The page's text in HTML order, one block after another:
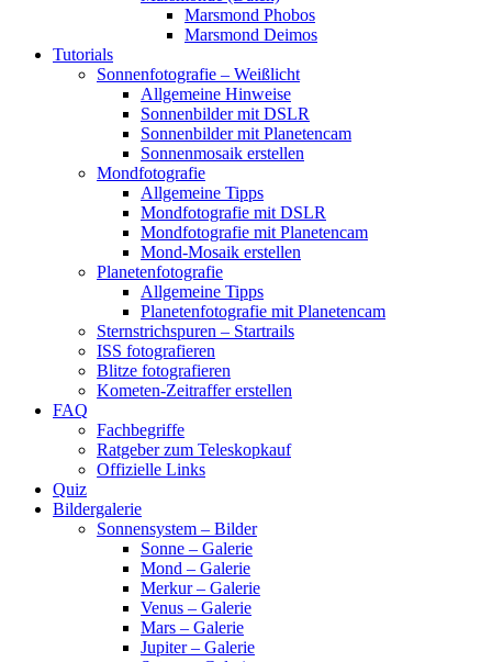
Marsmond Phobos
Marsmond Deimos
Tutorials
Sonnenfotografie – Weißlicht
Allgemeine Hinweise
Sonnenbilder mit DSLR
Sonnenbilder mit Planetencam
Sonnenmosaik erstellen
Mondfotografie
Allgemeine Tipps
Mondfotografie mit DSLR
Mondfotografie mit Planetencam
Mond-Mosaik erstellen
Planetenfotografie
Allgemeine Tipps
Planetenfotografie mit Planetencam
Sternstrichspuren – Startrails
ISS fotografieren
Blitze fotografieren
Kometen-Zeitraffer erstellen
FAQ
Fachbegriffe
Ratgeber zum Teleskopkauf
Offizielle Links
Quiz
Bildergalerie
Sonnensystem – Bilder
Sonne – Galerie
Mond – Galerie
Merkur – Galerie
Venus – Galerie
Mars – Galerie
Jupiter – Galerie